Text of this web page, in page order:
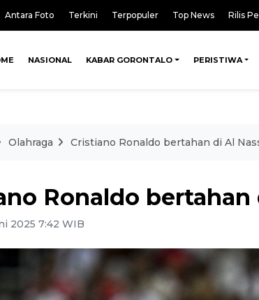
Antara Foto Terkini Terpopuler Top News Rilis
NASIONAL KABAR GORONTALO PERISTIWA
Olahraga Cristiano Ronaldo bertahan di Al
Ronaldo bertahan
2025 7:42 WIB